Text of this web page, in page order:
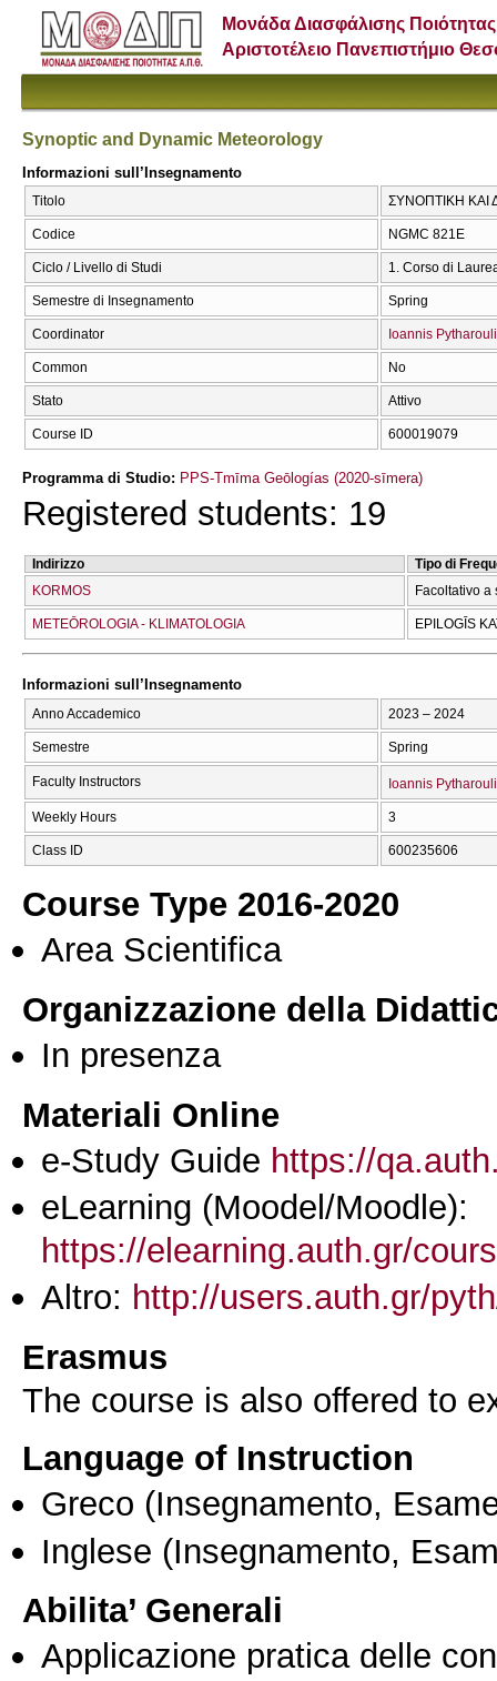
Μονάδα Διασφάλισης Ποιότητας
Αριστοτέλειο Πανεπιστήμιο
Synoptic and Dynamic Meteorology
Informazioni sull’Insegnamento
Titolo ΣΥΝΟΠΤΙΚΗ ΚΑΙ
Codice NGMC 821E
Ciclo / Livello di Studi 1. Corso di
Semestre di Insegnamento Spring
Coordinator Ioannis
Common No
Stato Attivo
Course ID 600019079
Programma di Studio: PPS-Tmīma Geōlogías (2020-sīmera)
Registered students: 19
Indirizzo
Tipo di
KORMOS
Facoltativo a
METEŌROLOGIA - KLIMATOLOGIA EPILOGĪS
Informazioni sull’Insegnamento
Anno Accademico 2023 – 2024
Semestre Spring
Faculty Instructors Ioannis
Weekly Hours 3
Class ID 600235606
Course Type 2016-2020
Area Scientifica
Organizzazione della
In presenza
Materiali Online
e-Study Guide https://
eLearning (Moodel/Moodle):
https://elearning.auth.gr/
Altro: http://users.auth.gr/
Erasmus
The course is also offered to
Language of Instruction
Greco (Insegnamento,
Inglese (Insegnamento,
Abilita’ Generali
Applicazione pratica delle